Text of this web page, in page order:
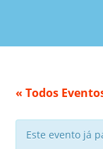
« Todos
Este evento já